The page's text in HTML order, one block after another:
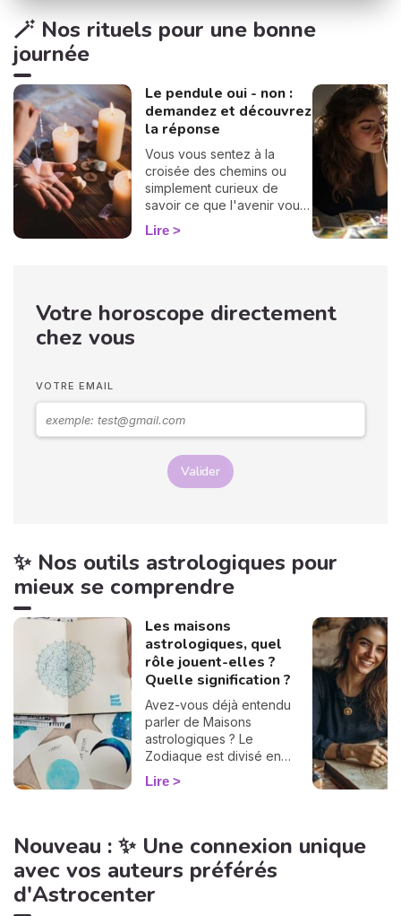
🪄 Nos rituels pour une bonne
journée
Le pendule oui - non :
demandez et découvrez
la réponse
Vous vous sentez à la
croisée des chemins ou
simplement curieux de
savoir ce que l'avenir vous
réserve ? Besoin d'une
réponse claire ? Alors vous
pendule divinatoire qui
vous répondra par oui ou
Lire
Votre horoscope directement
chez vous
VOTRE EMAIL
Valider
✨ Nos outils astrologiques pour
mieux se comprendre
Les maisons
astrologiques, quel
rôle jouent-elles ?
Quelle signification ?
Avez-vous déjà entendu
parler de Maisons
astrologiques ? Le
Zodiaque est divisé en
douze Maisons et chacune
correspond à une sphère
partir de votre heure de
naissance, elles jouent un
rôle très important pour
mieux comprendre votre
Lire
Nouveau : ✨ Une connexion unique
avec vos auteurs préférés
d'Astrocenter